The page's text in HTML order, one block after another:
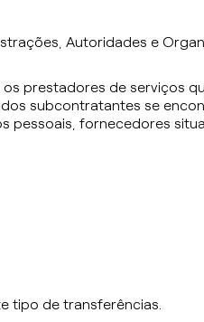
Autoridades e
prestadores de serviços
subcontratantes se
pessoais, fornecedores
tipo de transferências.